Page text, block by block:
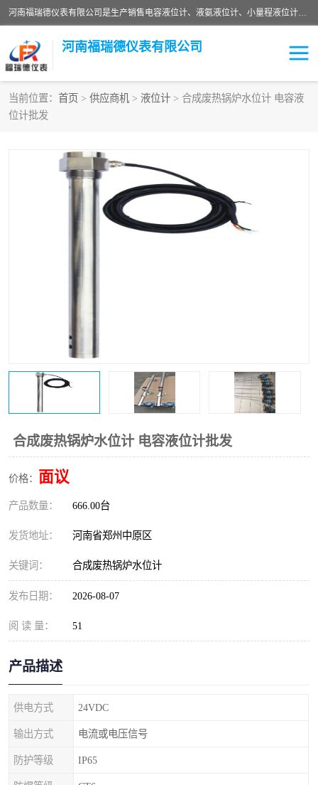
河南福瑞德仪表有限公司是生产销售电容液位计、液氨液位计、小量程液位计定制、智能锅炉水位计、液氮液位计等；并在产品开发、研制的过程中，吸取国内外仪器仪表的技术精华，建立了一支高、精、尖的科研开发队伍，使产品性能不断升级。
河南福瑞德仪表有限公司
当前位置： 首页 > 供应商机 > 液位计 > 合成废热锅炉水位计 电容液
位计批发
合成废热锅炉水位计 电容液位计批发
价格： 面议
产品数量： 666.00台
发货地址： 河南省郑州中原区
关键词： 合成废热锅炉水位计
发布日期： 2026-08-07
阅 读 量： 51
产品描述
供电方式 24VDC
输出方式 电流或电压信号
防护等级 IP65
液位计
压力传感器
液氮液位计
液位计传感器定制
液氨液位计
油量传感器
温度变送器
流量仪表 加油站液位仪